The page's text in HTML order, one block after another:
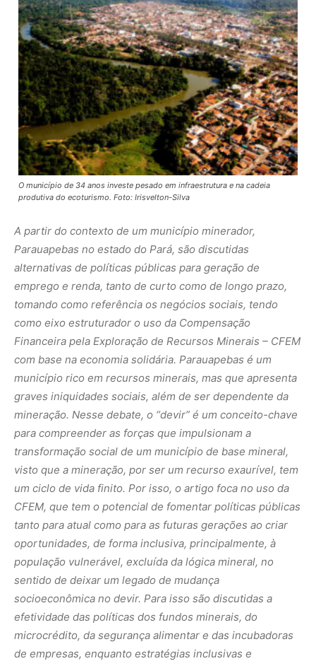
O município de 34 anos investe pesado em infraestrutura e na cadeia
produtiva do ecoturismo. Foto: Irisvelton-Silva
A partir do contexto de um município minerador,
Parauapebas no estado do Pará, são discutidas
alternativas de políticas públicas para geração de
emprego e renda, tanto de curto como de longo prazo,
tomando como referência os negócios sociais, tendo
como eixo estruturador o uso da Compensação
Financeira pela Exploração de Recursos Minerais – CFEM
com base na economia solidária. Parauapebas é um
município rico em recursos minerais, mas que apresenta
graves iniquidades sociais, além de ser dependente da
mineração. Nesse debate, o “devir” é um conceito-chave
para compreender as forças que impulsionam a
transformação social de um município de base mineral,
visto que a mineração, por ser um recurso exaurível, tem
um ciclo de vida finito. Por isso, o artigo foca no uso da
CFEM, que tem o potencial de fomentar políticas públicas
tanto para atual como para as futuras gerações ao criar
oportunidades, de forma inclusiva, principalmente, à
população vulnerável, excluída da lógica mineral, no
sentido de deixar um legado de mudança
socioeconômica no devir. Para isso são discutidas a
efetividade das políticas dos fundos minerais, do
microcrédito, da segurança alimentar e das incubadoras
de empresas, enquanto estratégias inclusivas e